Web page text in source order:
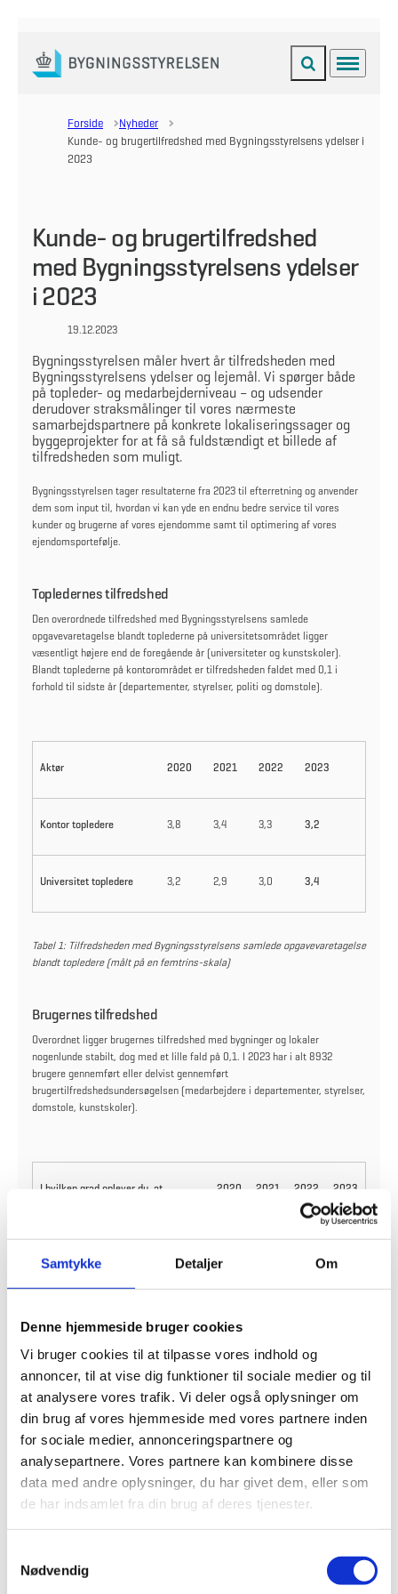
Samtykke Detaljer Om
Denne hjemmeside bruger cookies
Vi bruger cookies til at tilpasse vores indhold og
annoncer, til at vise dig funktioner til sociale medier og til
at analysere vores trafik. Vi deler også oplysninger om
din brug af vores hjemmeside med vores partnere inden
for sociale medier, annonceringspartnere og
analysepartnere. Vores partnere kan kombinere disse
data med andre oplysninger, du har givet dem, eller som
de har indsamlet fra din brug af deres tjenester.
Nødvendig
Gå til forsiden Fold søgefelt ud
Menu
Forside
Nyheder
Kunde- og brugertilfredshed med Bygningsstyrelsens ydelser i
2023
Kunde- og brugertilfredshed
med Bygningsstyrelsens ydelser
i 2023
19.12.2023
Bygningsstyrelsen måler hvert år tilfredsheden med
Bygningsstyrelsens ydelser og lejemål. Vi spørger både
på topleder- og medarbejderniveau – og udsender
derudover straksmålinger til vores nærmeste
samarbejdspartnere på konkrete lokaliseringssager og
byggeprojekter for at få så fuldstændigt et billede af
tilfredsheden som muligt.
Bygningsstyrelsen tager resultaterne fra 2023 til efterretning og anvender
dem som input til, hvordan vi kan yde en endnu bedre service til vores
kunder og brugerne af vores ejendomme samt til optimering af vores
ejendomsportefølje.
Topledernes tilfredshed
Den overordnede tilfredshed med Bygningsstyrelsens samlede
opgavevaretagelse blandt toplederne på universitetsområdet ligger
væsentligt højere end de foregående år (universiteter og kunstskoler).
Blandt toplederne på kontorområdet er tilfredsheden faldet med 0,1 i
forhold til sidste år (departementer, styrelser, politi og domstole).
Aktør 2020 2021 2022 2023
Kontor topledere 3,8 3,4 3,3 3,2
Universitet topledere 3,2 2,9 3,0 3,4
Tabel 1: Tilfredsheden med Bygningsstyrelsens samlede opgavevaretagelse
blandt topledere (målt på en femtrins-skala)
Brugernes tilfredshed
Overordnet ligger brugernes tilfredshed med bygninger og lokaler
nogenlunde stabilt, dog med et lille fald på 0,1. I 2023 har i alt 8932
brugere gennemført eller delvist gennemført
brugertilfredshedsundersøgelsen (medarbejdere i departementer, styrelser,
domstole, kunstskoler).
I hvilken grad oplever du, at… 2020 2021 2022 2023
i?
Tabel 2: Gennemsnittet af brugernes tilfredshed med bygningen som
Undersøgelsen belyser ligeledes brugernes tilfredshed med de syv FM-
services på SFM-aftalen på bølge 1 og bølge 2. Tilfredsheden ligger
nogenlunde stabilt, dog med et fald på 0,5 på bølge 2 sammenlignet med
tilfredsheden i år 2022. Bygningsstyrelsen har desuden gennemført før-
måling (baseline) af tilfredsheden hos brugerne på den kommende bølge 3.
Første før-måling er gennemført i første kvartal i 2023 og gennemføres
igen i første kvartal i 2024. Bygningsstyrelsen afrapporterer for brugernes
tilfredshed på bølge 3 fra 2025, ét år efter idriftsættelse.
Bølge 2023